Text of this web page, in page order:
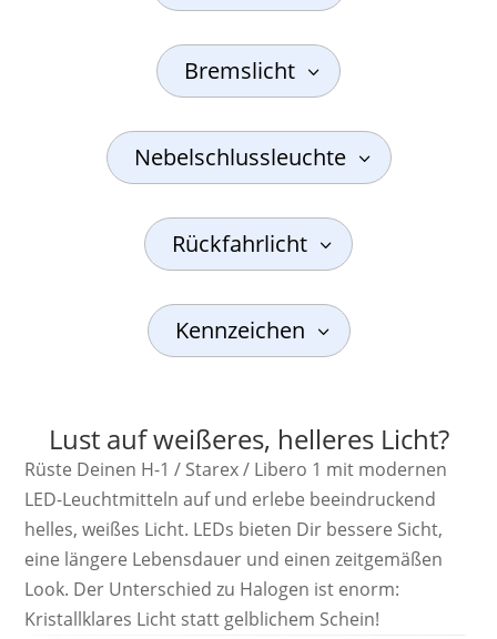
Bremslicht
Nebelschlussleuchte
Rückfahrlicht
Kennzeichen
Lust auf weißeres, helleres Licht?
Rüste Deinen H-1 / Starex / Libero 1 mit modernen
LED-Leuchtmitteln auf und erlebe beeindruckend
helles, weißes Licht. LEDs bieten Dir bessere Sicht,
eine längere Lebensdauer und einen zeitgemäßen
Look. Der Unterschied zu Halogen ist enorm:
Kristallklares Licht statt gelblichem Schein!